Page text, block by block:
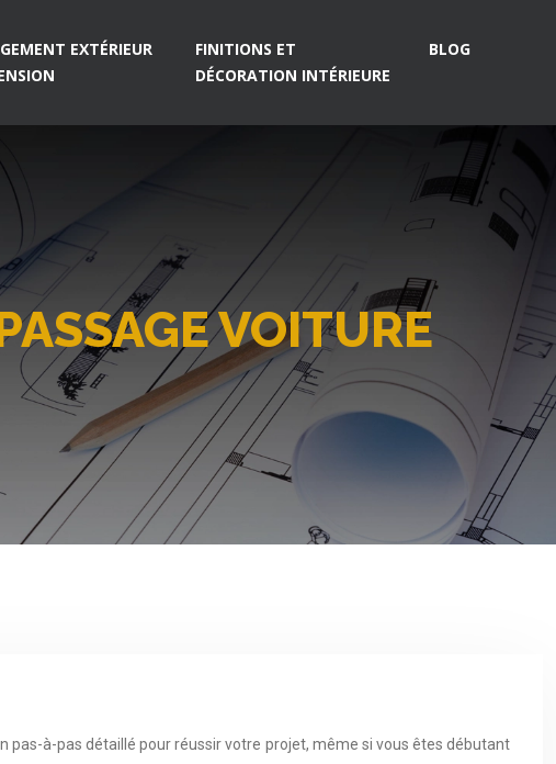
EXTÉRIEUR
FINITIONS ET
DÉCORATION INTÉRIEURE
BLOG
VOITURE
pas-à-pas détaillé pour réussir votre projet, même si vous êtes débutant